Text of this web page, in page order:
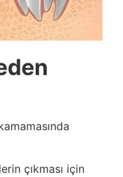
çıkması için